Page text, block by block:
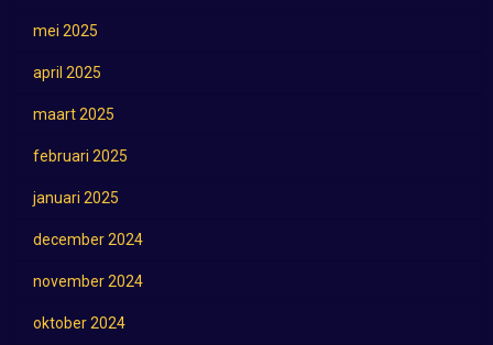
mei 2025
april 2025
maart 2025
februari 2025
januari 2025
december 2024
november 2024
oktober 2024